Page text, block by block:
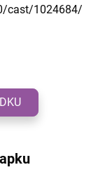
cast/1024684/